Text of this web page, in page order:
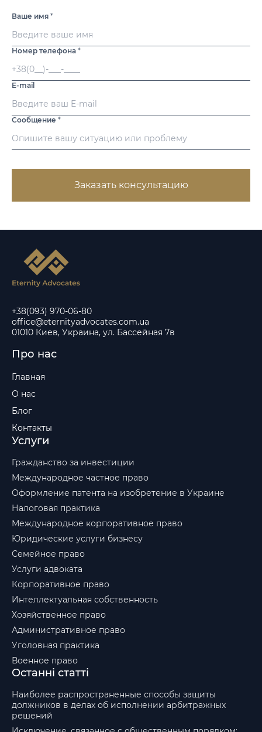
Ваше имя *
Номер телефона *
E-mail
Сообщение *
Заказать консультацию
+38(093) 970-06-80
office@eternityadvocates.com.ua
01010 Киев, Украина, ул. Бассейная 7в
Про нас
Главная
О нас
Блог
Контакты
Услуги
Гражданство за инвестиции
Международное частное право
Оформление патента на изобретение в Украине
Налоговая практика
Международное корпоративное право
Юридические услуги бизнесу
Семейное право
Услуги адвоката
Корпоративное право
Интеллектуальная собственность
Хозяйственное право
Административное право
Уголовная практика
Военное право
Останні статті
Наиболее распространенные способы защиты
должников в делах об исполнении арбитражных
решений